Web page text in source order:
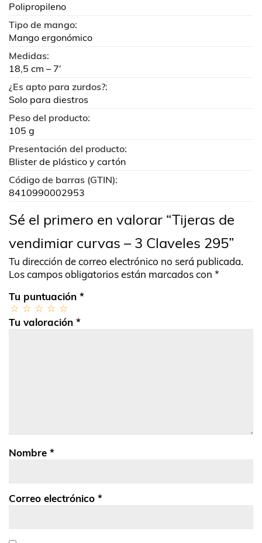
Polipropileno
Tipo de mango:
Mango ergonómico
Medidas:
18,5 cm – 7′
¿Es apto para zurdos?:
Solo para diestros
Peso del producto:
105 g
Presentación del producto:
Blister de plástico y cartón
Código de barras (GTIN):
8410990002953
Sé el primero en valorar “Tijeras de
vendimiar curvas – 3 Claveles 295”
Tu dirección de correo electrónico no será publicada.
Los campos obligatorios están marcados con *
Tu puntuación *
Tu valoración *
Nombre *
Correo electrónico *